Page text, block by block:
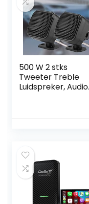
500 W 2 stks
Tweeter Treble
Luidspreker, Audio
Auto Van Truck
Tractor